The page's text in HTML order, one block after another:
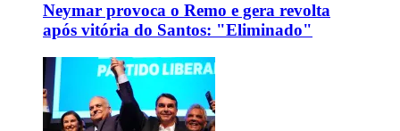
Neymar provoca o Remo e gera revolta
após vitória do Santos: "Eliminado"